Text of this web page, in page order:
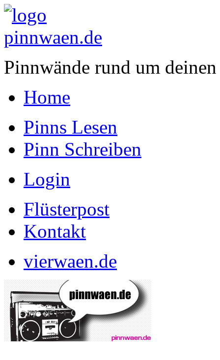
Pinnwände rund um
Home
Pinns Lesen
Pinn Schreiben
Login
Flüsterpost
Kontakt
vierwaen.de